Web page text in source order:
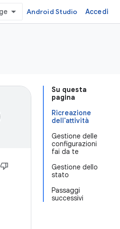
Android Studio Accedi
Su questa
pagina
Ricreazione
dell'attività
Gestione delle
configurazioni
fai da te
Gestione dello
stato
Passaggi
successivi